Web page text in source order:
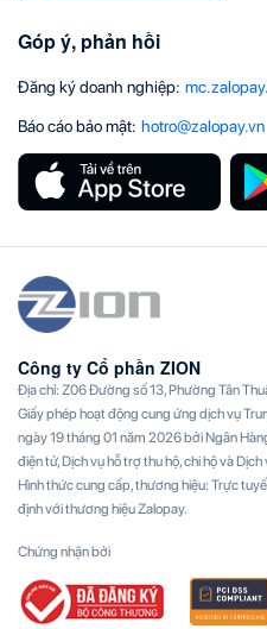
Góp ý, phản hồi
Đăng ký doanh nghiệp:
Báo cáo bảo mật: hotro@zalopay.vn
Công ty Cổ phần ZION
Địa chỉ: Z06 Đường số 13, Phường Tân
Giấy phép hoạt động cung ứng dịch vụ
ngày 19 tháng 01 năm 2026 bởi Ngân
điện tử, Dịch vụ hỗ trợ thu hộ, chi hộ và Dịch
Hình thức cung cấp, thương hiệu: Trực
định với thương hiệu Zalopay.
Chứng nhận bởi